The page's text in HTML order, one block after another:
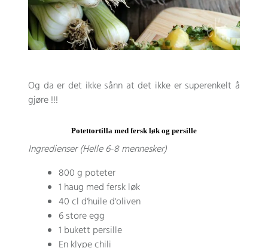
Og da er det ikke sånn at det ikke er superenkelt å
gjøre !!!
Potettortilla med fersk løk og persille
Ingredienser (Helle 6-8 mennesker)
800 g poteter
1 haug med fersk løk
40 cl d'huile d'oliven
6 store egg
1 bukett persille
En klype chili